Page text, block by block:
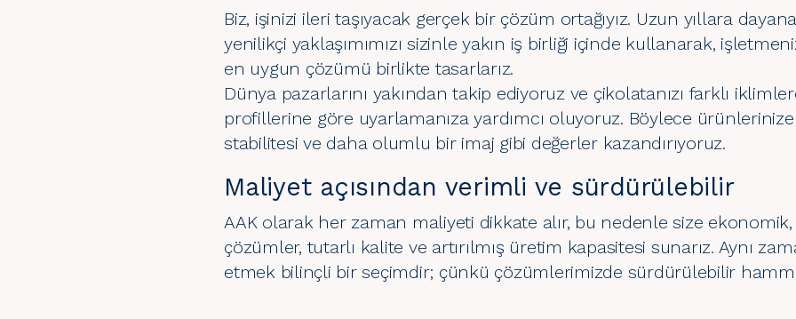
Biz, işinizi ileri taşıyacak gerçek bir çözüm ortağıyız. Uzun yıllara
yenilikçi yaklaşımımızı sizinle yakın iş birliği içinde kullanarak,
en uygun çözümü birlikte tasarlarız.
Dünya pazarlarını yakından takip ediyoruz ve çikolatanızı farklı
profillerine göre uyarlamanıza yardımcı oluyoruz. Böylece ürünlerinize
stabilitesi ve daha olumlu bir imaj gibi değerler kazandırıyoruz.
Maliyet açısından verimli ve sürdürülebilir
AAK olarak her zaman maliyeti dikkate alır, bu nedenle size
çözümler, tutarlı kalite ve artırılmış üretim kapasitesi sunarız. Aynı
etmek bilinçli bir seçimdir; çünkü çözümlerimizde sürdürülebilir